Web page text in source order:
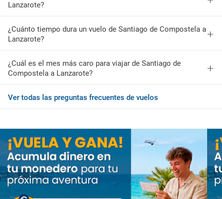
Lanzarote?
¿Cuánto tiempo dura un vuelo de Santiago de Compostela a
Lanzarote?
¿Cuál es el mes más caro para viajar de Santiago de
Compostela a Lanzarote?
Ver todas las preguntas frecuentes de vuelos